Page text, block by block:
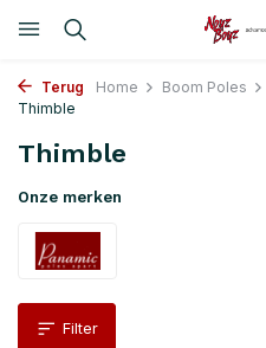
Terug Home Boom Poles
Thimble
Thimble
Onze merken
Filter